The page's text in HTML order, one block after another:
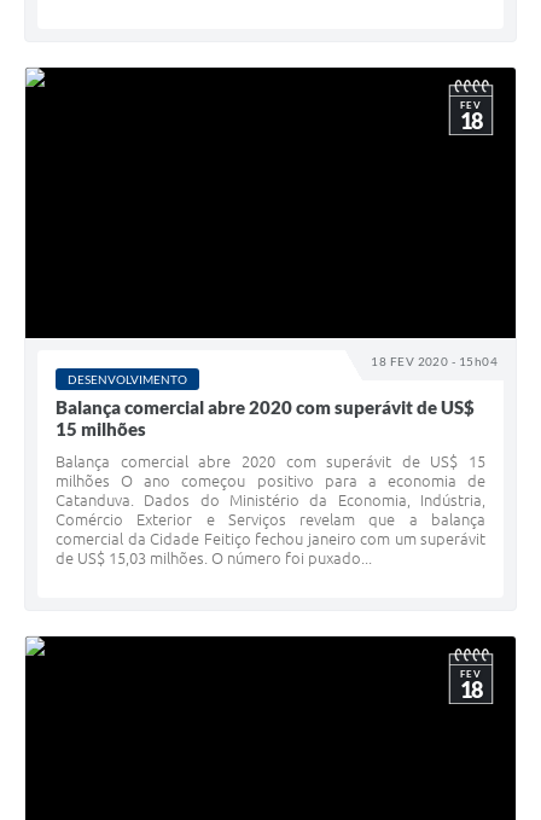
18 FEV 2020 - 15h04
FEV
18
DESENVOLVIMENTO
Balança comercial abre 2020 com superávit de US$
15 milhões
Balança comercial abre 2020 com superávit de US$ 15
milhões O ano começou positivo para a economia de
Catanduva. Dados do Ministério da Economia, Indústria,
Comércio Exterior e Serviços revelam que a balança
comercial da Cidade Feitiço fechou janeiro com um superávit
de US$ 15,03 milhões. O número foi puxado...
FEV
18